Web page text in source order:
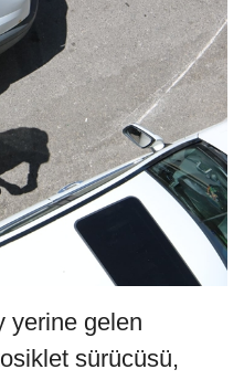
yerine gelen
sürücüsü,